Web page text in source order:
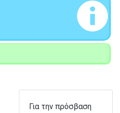
Για την πρόσβαση